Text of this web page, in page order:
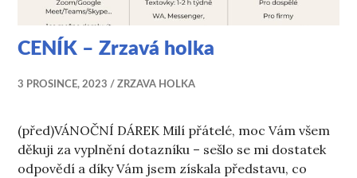
CENÍK – Zrzavá holka
3 PROSINCE, 2023 ZRZAVA HOLKA
(před)VÁNOČNÍ DÁREK Milí přátelé, moc Vám všem
děkuji za vyplnění dotazníku – sešlo se mi dostatek
odpovědí a díky Vám jsem získala představu, co